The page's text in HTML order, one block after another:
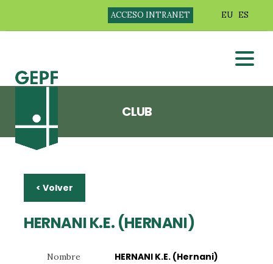
ACCESO INTRANET EU ES
CLUB
< Volver
HERNANI K.E. (HERNANI)
Nombre HERNANI K.E. (Hernani)